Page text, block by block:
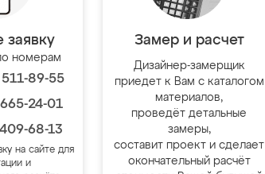
заявку
номерам
89-55
24-01
68-13
на сайте для
и
Замер и расчет
Дизайнер-замерщик
приедет к Вам с каталогом
материалов,
проведёт детальные
замеры,
составит проект и сделает
окончательный расчёт